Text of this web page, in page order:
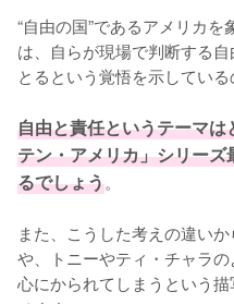
“自由の国”であるアメリカ
は、自らが現場で判断する
とるという覚悟を示している
自由と責任というテーマ
テン・アメリカ」シリー
るでしょう。
また、こうした考えの違い
や、トニーやティ・チャラ
心にかられてしまうという